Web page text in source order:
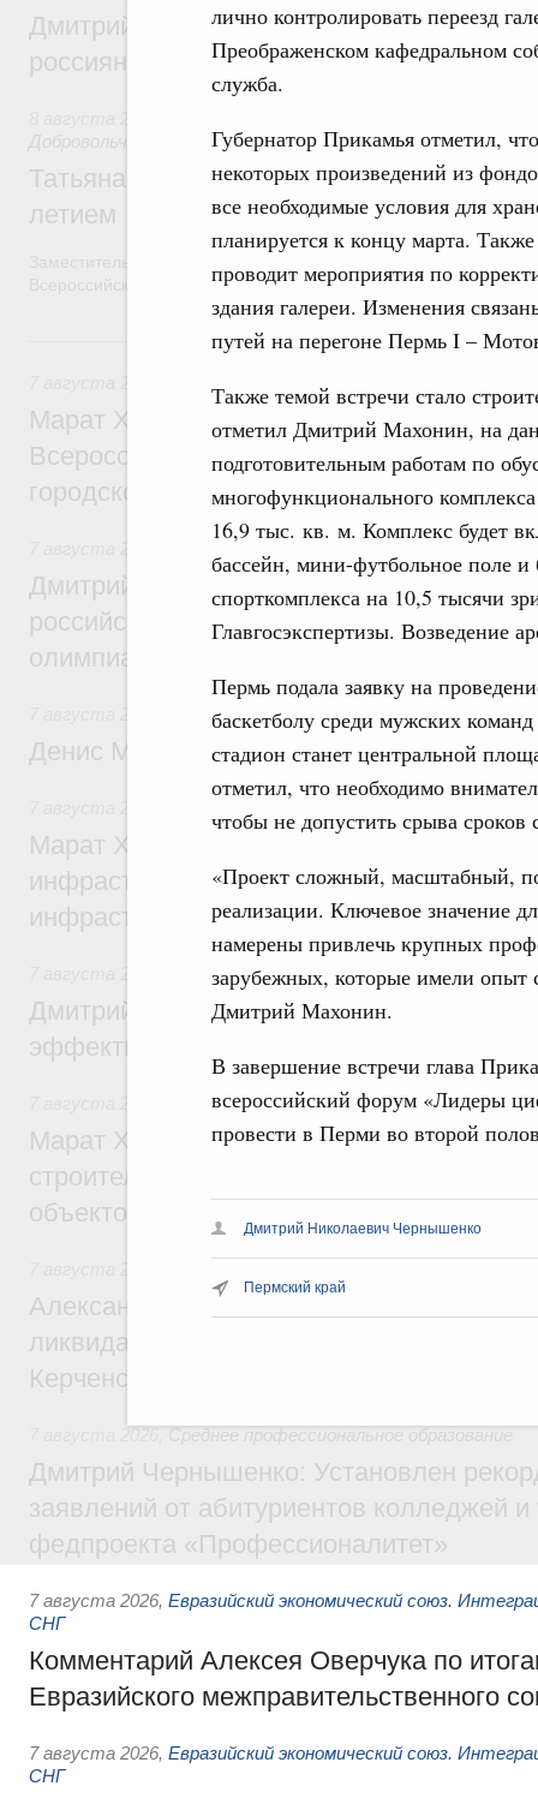
лично контролировать переезд
Преображенском кафедральном
служба.
Губернатор Прикамья отметил,
некоторых произведений из
все необходимые условия для
планируется к концу марта.
проводит мероприятия по
здания галереи. Изменения
путей на перегоне Пермь I –
Также темой встречи стало
отметил Дмитрий Махонин, на
подготовительным работам по
многофункционального
16,9 тыс. кв. м. Комплекс будет
бассейн, мини-футбольное поле
спорткомплекса на 10,5 тысячи
Главгосэкспертизы. Возведение
Пермь подала заявку на
баскетболу среди мужских
стадион станет центральной
отметил, что необходимо
чтобы не допустить срыва сроков
«Проект сложный, масштабный,
реализации. Ключевое значение
намерены привлечь крупных
зарубежных, которые имели опыт
Дмитрий Махонин.
В завершение встречи глава
всероссийский форум «Лидеры
провести в Перми во второй
Дмитрий Николаевич Чернышенко
Пермский край
Дмитрий Чернышенко и Михаил
россиян с Днём физкультурника
Добровольчество и волонтёрство. Благотворительность
Татьяна Голикова поздравила
летием
Всероссийского общественного движения «Волонтёры-
7 августа, пятница
Марат Хуснуллин провёл заседание
Всероссийского конкурса лучших
городской среды
Отрасль информационных технологий
Дмитрий Чернышенко и Сергей Кравцов
российскую сборную с победой на
олимпиаде по искусственному
Общие вопросы промышленной политики
Денис Мантуров посетил Ярославскую
Марат Хуснуллин: 15 объектов
инфраструктуры построили и обновили
инфраструктурным кредитам
Развитие сельских территорий
Дмитрий Патрушев: Синхронизация
эффективность поддержки сельских
Экономика городов. Городская среда
Марат Хуснуллин: «Единый заказчик»
строительство и реконструкцию более
объектов
Александр Козлов провёл заседание
ликвидации последствий чрезвычайной
Керченском проливе
Среднее профессиональное образование
Дмитрий Чернышенко: Установлен
заявлений от абитуриентов колледжей и
федпроекта «Профессионалитет»
7 августа 2026, Евразийский экономический союз.
СНГ
Комментарий Алексея Оверчука по
Евразийского межправительственного
7 августа 2026, Евразийский экономический союз.
СНГ